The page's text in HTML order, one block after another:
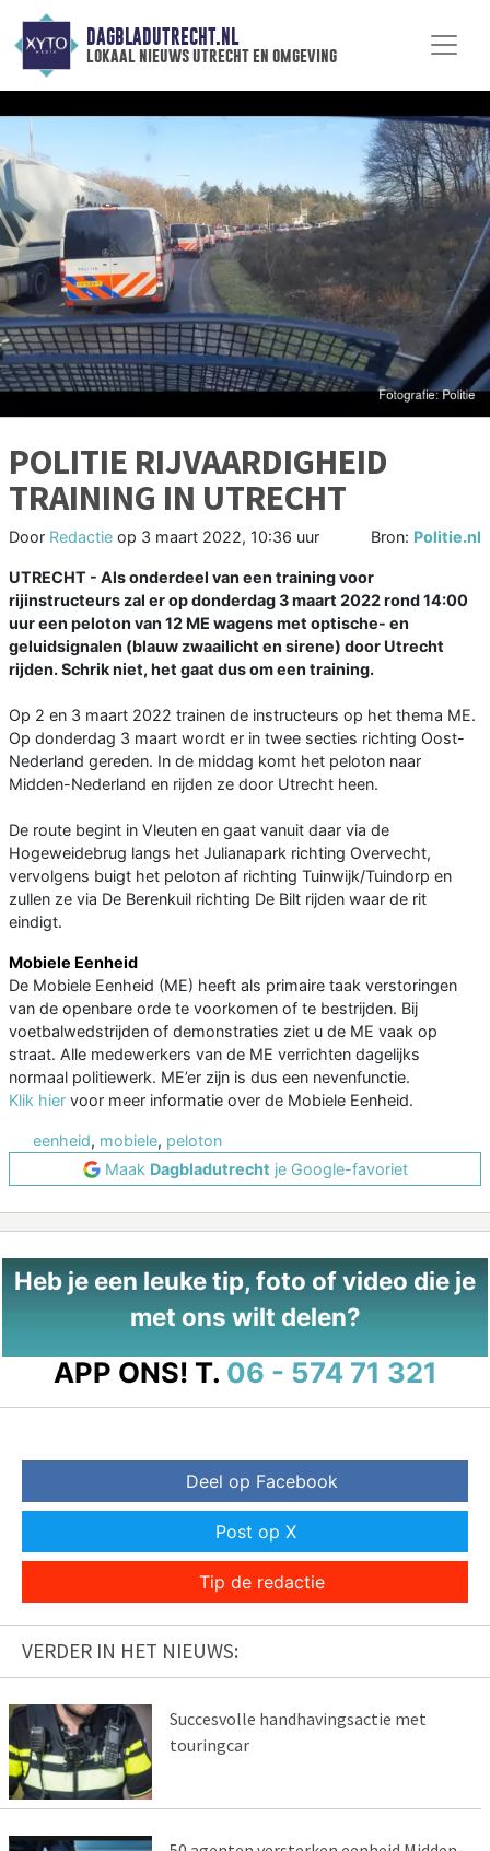
DAGBLADUTRECHT.NL
lokaal nieuws utrecht en omgeving
POLITIE RIJVAARDIGHEID
TRAINING IN UTRECHT
Door Redactie op 3 maart 2022, 10:36 uur Bron: Politie.nl
UTRECHT - Als onderdeel van een training voor
rijinstructeurs zal er op donderdag 3 maart 2022 rond 14:00
uur een peloton van 12 ME wagens met optische- en
geluidsignalen (blauw zwaailicht en sirene) door Utrecht
rijden. Schrik niet, het gaat dus om een training.
Op 2 en 3 maart 2022 trainen de instructeurs op het thema ME.
Op donderdag 3 maart wordt er in twee secties richting Oost-
Nederland gereden. In de middag komt het peloton naar
Midden-Nederland en rijden ze door Utrecht heen.
De route begint in Vleuten en gaat vanuit daar via de
Hogeweidebrug langs het Julianapark richting Overvecht,
vervolgens buigt het peloton af richting Tuinwijk/Tuindorp en
zullen ze via De Berenkuil richting De Bilt rijden waar de rit
eindigt.
Mobiele Eenheid
De Mobiele Eenheid (ME) heeft als primaire taak verstoringen
van de openbare orde te voorkomen of te bestrijden. Bij
voetbalwedstrijden of demonstraties ziet u de ME vaak op
straat. Alle medewerkers van de ME verrichten dagelijks
normaal politiewerk. ME’er zijn is dus een nevenfunctie.
Klik hier voor meer informatie over de Mobiele Eenheid.
eenheid, mobiele, peloton
Maak Dagbladutrecht je Google-favoriet
Heb je een leuke tip, foto of video die je
met ons wilt delen?
APP ONS! T. 06 - 574 71 321
Deel op Facebook
Post op X
Tip de redactie
VERDER IN HET NIEUWS:
Succesvolle handhavingsactie met
touringcar